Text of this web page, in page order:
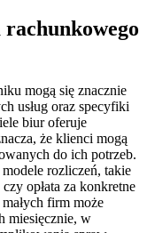
rachunkowego
mogą się znacznie
usług oraz specyfiki
biur oferuje
że klienci mogą
do ich potrzeb.
rozliczeń, takie
opłata za konkretne
firm może
miesięcznie, w